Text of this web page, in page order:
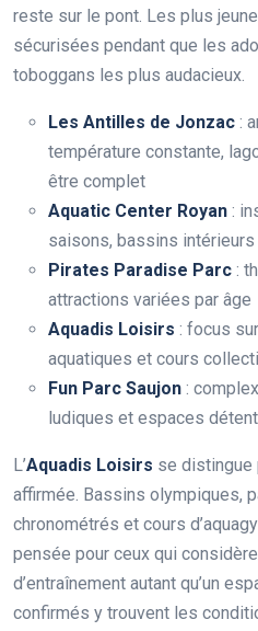
reste sur le pont. Les plus
sécurisées pendant que les
toboggans les plus audacieux.
Les Antilles de Jonzac :
température constante,
être complet
Aquatic Center Royan :
saisons, bassins
Pirates Paradise Parc :
attractions variées par âge
Aquadis Loisirs : focus
aquatiques et cours
Fun Parc Saujon :
ludiques et espaces
L’Aquadis Loisirs se distingue
affirmée. Bassins olympiques,
chronométrés et cours
pensée pour ceux qui
d’entraînement autant qu’un
confirmés y trouvent les